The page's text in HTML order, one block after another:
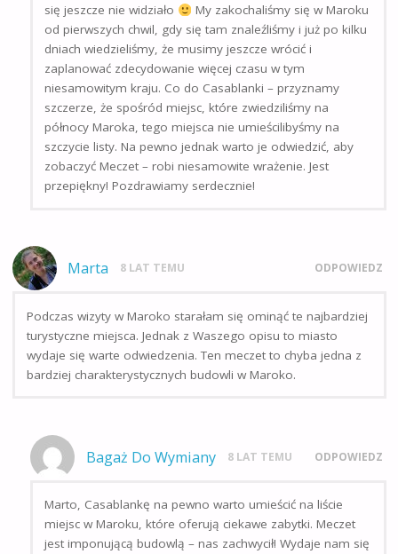
się jeszcze nie widziało
My zakochaliśmy się w Maroku
od pierwszych chwil, gdy się tam znaleźliśmy i już po kilku
dniach wiedzieliśmy, że musimy jeszcze wrócić i
zaplanować zdecydowanie więcej czasu w tym
niesamowitym kraju. Co do Casablanki – przyznamy
szczerze, że spośród miejsc, które zwiedziliśmy na
północy Maroka, tego miejsca nie umieścilibyśmy na
szczycie listy. Na pewno jednak warto je odwiedzić, aby
zobaczyć Meczet – robi niesamowite wrażenie. Jest
przepiękny! Pozdrawiamy serdecznie!
Marta 8 LAT TEMU ODPOWIEDZ
Podczas wizyty w Maroko starałam się ominąć te najbardziej
turystyczne miejsca. Jednak z Waszego opisu to miasto
wydaje się warte odwiedzenia. Ten meczet to chyba jedna z
bardziej charakterystycznych budowli w Maroko.
Bagaż Do Wymiany 8 LAT TEMU ODPOWIEDZ
Marto, Casablankę na pewno warto umieścić na liście
miejsc w Maroku, które oferują ciekawe zabytki. Meczet
jest imponującą budowlą – nas zachwycił! Wydaje nam się